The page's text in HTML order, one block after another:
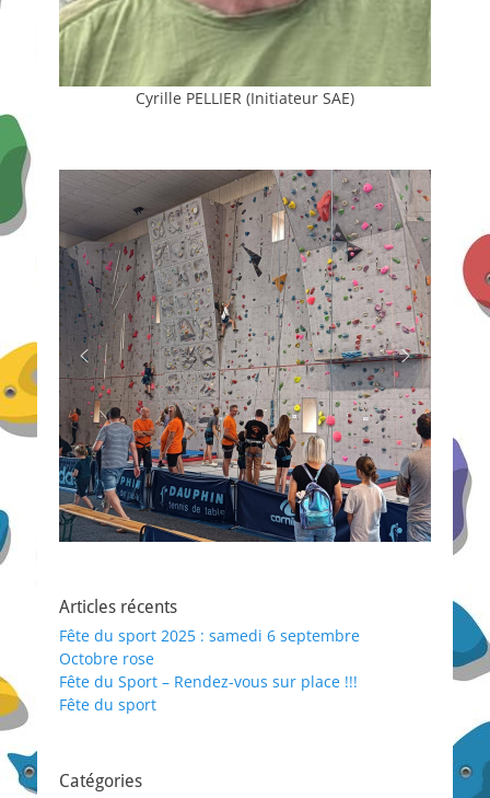
Cyrille PELLIER (Initiateur SAE)
Articles récents
Fête du sport 2025 : samedi 6 septembre
Octobre rose
Fête du Sport – Rendez-vous sur place !!!
Fête du sport
Catégories